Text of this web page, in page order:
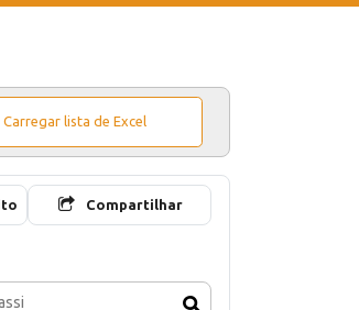
Carregar lista de Excel
Compartilhar